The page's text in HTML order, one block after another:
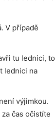
V případě
tu lednici, to
lednici na
výjimkou.
čas očistíte